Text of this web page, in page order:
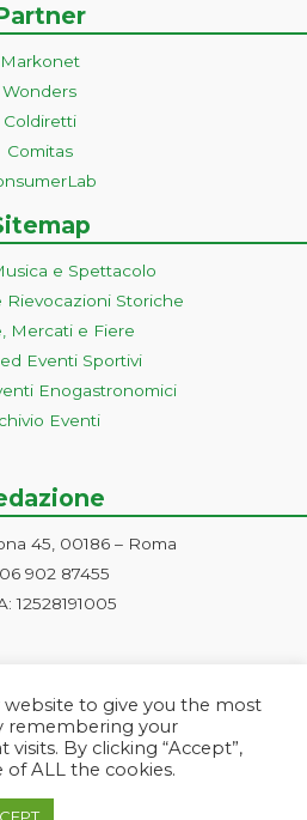
Markonet
Wonders
Coldiretti
Comitas
e Spettacolo
Rievocazioni Storiche
Mercati e Fiere
Eventi Sportivi
Enogastronomici
Eventi
45, 00186 – Roma
902 87455
12528191005
website to give you the most
remembering your
By clicking “Accept”,
ALL the cookies.